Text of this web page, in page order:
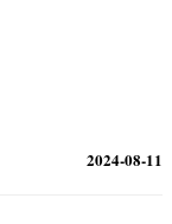
2024-08-11